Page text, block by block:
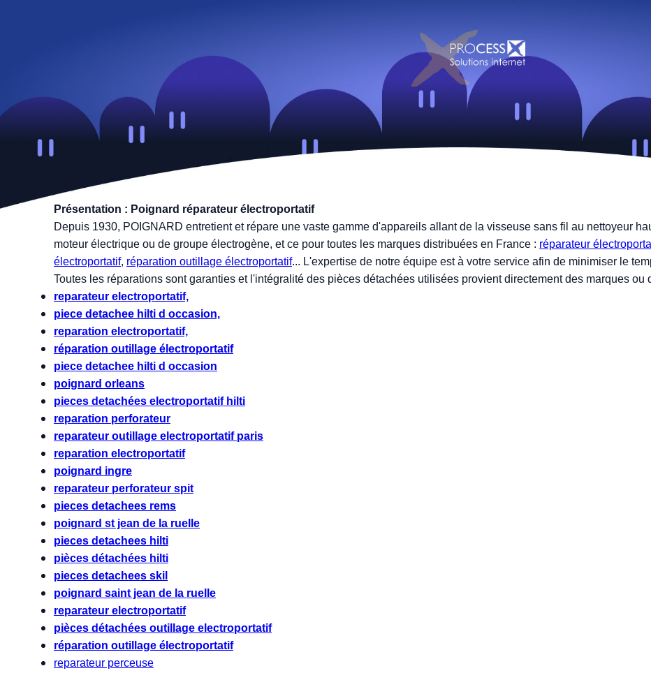
Présentation : Poignard réparateur électroportatif
Depuis 1930, POIGNARD entretient et répare une vaste gamme d'appareils allant de la visseuse sans fil au nettoyeur
moteur électrique ou de groupe électrogène, et ce pour toutes les marques distribuées en France : réparateur
électroportatif, réparation outillage électroportatif... L'expertise de notre équipe est à votre service afin de minimiser le
Toutes les réparations sont garanties et l'intégralité des pièces détachées utilisées provient directement des marques ou
reparateur electroportatif,
piece detachee hilti d occasion,
reparation electroportatif,
réparation outillage électroportatif
piece detachee hilti d occasion
poignard orleans
pieces detachées electroportatif hilti
reparation perforateur
reparateur outillage electroportatif paris
reparation electroportatif
poignard ingre
reparateur perforateur spit
pieces detachees rems
poignard st jean de la ruelle
pieces detachees hilti
pièces détachées hilti
pieces detachees skil
poignard saint jean de la ruelle
reparateur electroportatif
pièces détachées outillage electroportatif
réparation outillage électroportatif
reparateur perceuse